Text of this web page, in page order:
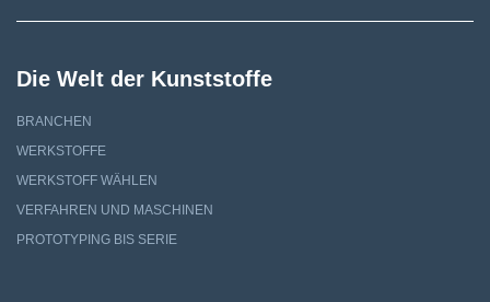
Die Welt der Kunststoffe
BRANCHEN
WERKSTOFFE
WERKSTOFF WÄHLEN
VERFAHREN UND MASCHINEN
PROTOTYPING BIS SERIE